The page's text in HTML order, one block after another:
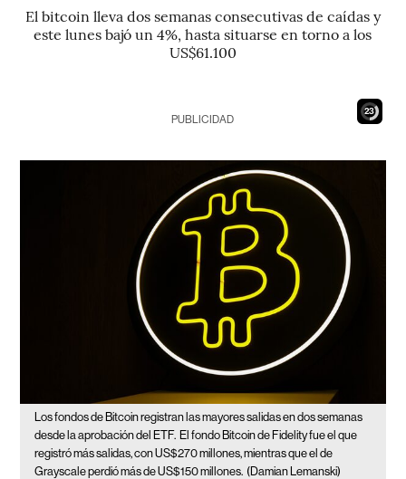
El bitcoin lleva dos semanas consecutivas de caídas y
este lunes bajó un 4%, hasta situarse en torno a los
US$61.100
22
PUBLICIDAD
Los fondos de Bitcoin registran las mayores salidas en dos semanas
desde la aprobación del ETF. El fondo Bitcoin de Fidelity fue el que
registró más salidas, con US$270 millones, mientras que el de
Grayscale perdió más de US$150 millones. (Damian Lemanski)